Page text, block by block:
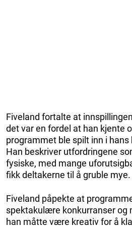
Fiveland fortalte at
det var en fordel at han kjente
programmet ble spilt inn i hans
Han beskriver utfordringene
fysiske, med mange
fikk deltakerne til å gruble mye.
Fiveland påpekte at
spektakulære konkurranser og
han måtte være kreativ for å